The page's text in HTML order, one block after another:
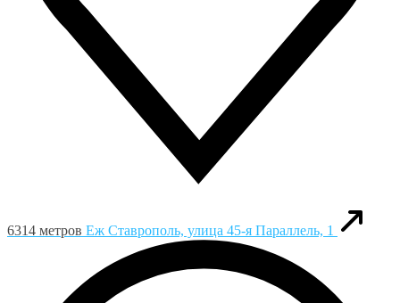
6314 метров Еж Ставрополь, улица 45-я Параллель, 1